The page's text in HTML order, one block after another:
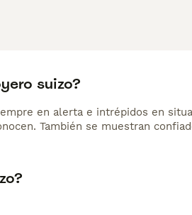
suizo?
en alerta e intrépidos en
También se muestran